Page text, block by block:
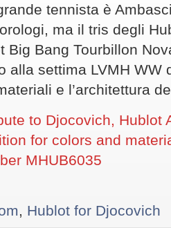
tennista è
ma il tris degli
Big Bang Tourbillon
alla settima LVMH WW
e l’architettura
to Djocovich, Hublot
for colors and
MHUB6035
Hublot for Djocovich